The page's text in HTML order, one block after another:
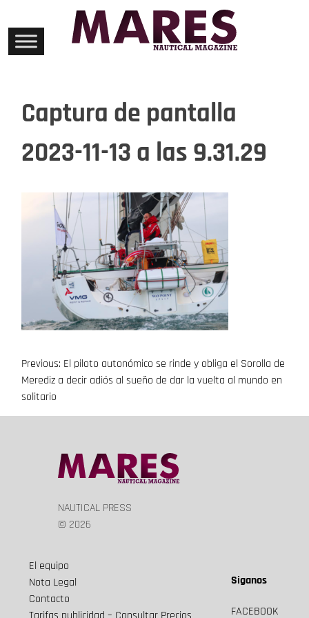
content
Captura de pantalla
2023-11-13 a las 9.31.29
Navegación
de
entradas
Previous: El piloto autonómico se rinde y obliga el Sorolla de
Merediz a decir adiós al sueño de dar la vuelta al mundo en
solitario
NAUTICAL PRESS
© 2026
El equipo
Nota Legal
Contacto
Siganos
FACEBOOK